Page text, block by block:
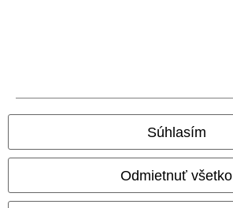
Súhlasím
Odmietnuť všetko
Naše online obchody